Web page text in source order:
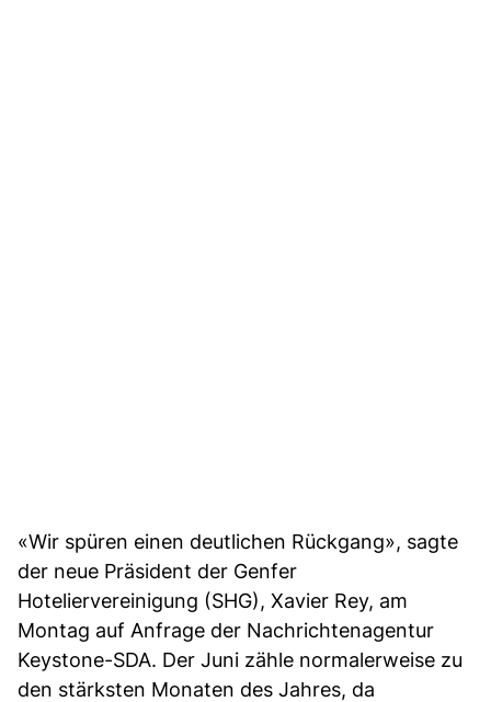
«Wir spüren einen deutlichen Rückgang», sagte
der neue Präsident der Genfer
Hoteliervereinigung (SHG), Xavier Rey, am
Montag auf Anfrage der Nachrichtenagentur
Keystone-SDA. Der Juni zähle normalerweise zu
den stärksten Monaten des Jahres, da